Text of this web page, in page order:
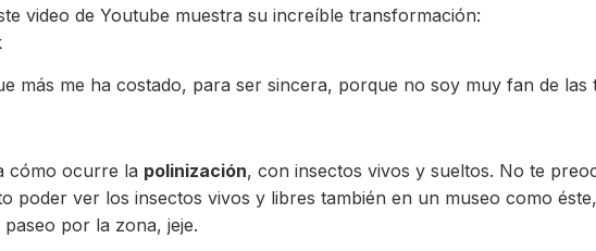
video de Youtube muestra su increíble transformación:
más me ha costado, para ser sincera, porque no soy muy fan de
cómo ocurre la polinización, con insectos vivos y sueltos. No te
poder ver los insectos vivos y libres también en un museo como
por la zona, jeje.